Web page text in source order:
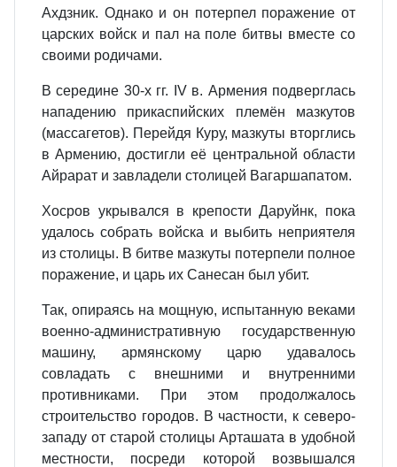
Ахдзник. Однако и он потерпел поражение от
царских войск и пал на поле битвы вместе со
своими родичами.
В середине 30‐х гг. IV в. Армения подверглась
нападению прикаспийских племён мазкутов
(массагетов). Перейдя Куру, мазкуты вторглись
в Армению, достигли её центральной области
Айрарат и завладели столицей Вагаршапатом.
Хосров укрывался в крепости Даруйнк, пока
удалось собрать войска и выбить неприятеля
из столицы. В битве мазкуты потерпели полное
поражение, и царь их Санесан был убит.
Так, опираясь на мощную, испытанную веками
военно‐административную государственную
машину, армянскому царю удавалось
совладать с внешними и внутренними
противниками. При этом продолжалось
строительство городов. В частности, к северо‐
западу от старой столицы Арташата в удобной
местности, посреди которой возвышался